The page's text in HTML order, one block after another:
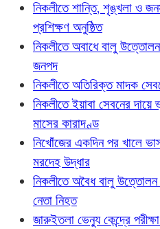
নিকলীতে শান্তি, শৃঙ্খলা ও
প্রশিক্ষণ অনুষ্ঠিত
নিকলীতে অবাধে বালু
জনপদ
নিকলীতে অতিরিক্ত মাদক
নিকলীতে ইয়াবা সেবনের
মাসের কারাদণ্ড
নিখোঁজের একদিন পর খালে
মরদেহ উদ্ধার
নিকলীতে অবৈধ বালু উত্তোলন
নেতা নিহত
জারুইতলা ভেন্যু কেন্দ্রে